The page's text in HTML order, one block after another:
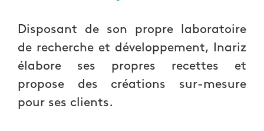
Disposant de son propre laboratoire
de recherche et développement, Inariz
élabore ses propres recettes et
propose des créations sur-mesure
pour ses clients.